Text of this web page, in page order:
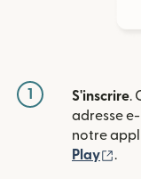
1 S'inscrire.
adresse
notre
Play
.